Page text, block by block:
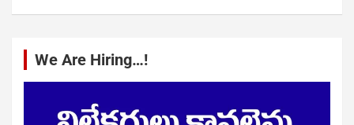
We Are Hiring…!